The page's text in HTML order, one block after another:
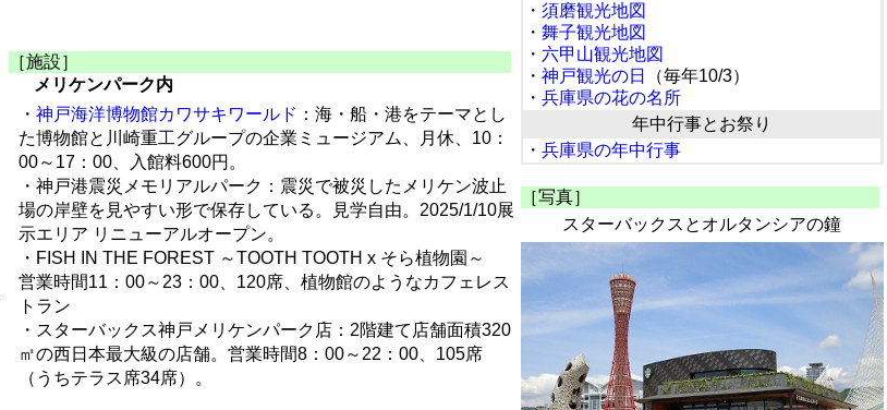
［施設］
メリケンパーク内
・ 神戸海洋博物館カワサキワールド ：海・船・港をテーマとし
た博物館と川崎重工グループの企業ミュージアム、月休、10：
00～17：00、入館料600円。
・神戸港震災メモリアルパーク：震災で被災したメリケン波止
場の岸壁を見やすい形で保存している。見学自由。2025/1/10展
示エリア リニューアルオープン。
・FISH IN THE FOREST ～TOOTH TOOTH x そら植物園～
営業時間11：00～23：00、120席、植物館のようなカフェレス
トラン
・スターバックス神戸メリケンパーク店：2階建て店舗面積320
㎡の西日本最大級の店舗。営業時間8：00～22：00、105席
（うちテラス席34席）。
・ 須磨観光地図
・ 舞子観光地図
・ 六甲山観光地図
・ 神戸観光の日
（毎年10/3）
・ 兵庫県の花の名所
年中行事とお祭り
・ 兵庫県の年中行事
［写真］
スターバックスとオルタンシアの鐘